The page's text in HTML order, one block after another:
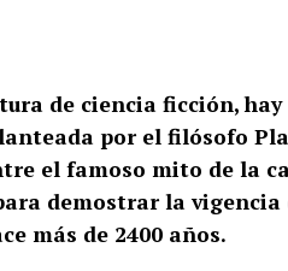
de ciencia ficción,
por el filósofo
el famoso mito de la
demostrar la vigencia
más de 2400 años.